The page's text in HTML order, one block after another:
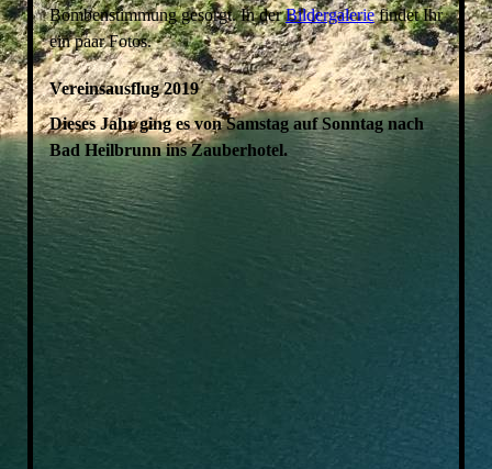
Bombenstimmung gesorgt. In derBildergaleriefindet Ihr
ein paar Fotos.
Vereinsausflug 2019
Dieses Jahr ging es von Samstag auf Sonntag nach
Bad Heilbrunn ins Zauberhotel.